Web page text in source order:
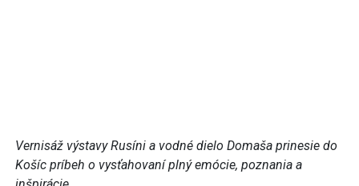
Vernisáž výstavy Rusíni a vodné dielo Domaša prinesie do
Košíc príbeh o vysťahovaní plný emócie, poznania a